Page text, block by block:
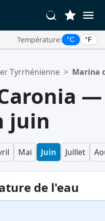
Température: °C °F
Tyrrhénienne > Marina
juin
Mai Juin Juillet
de l'eau